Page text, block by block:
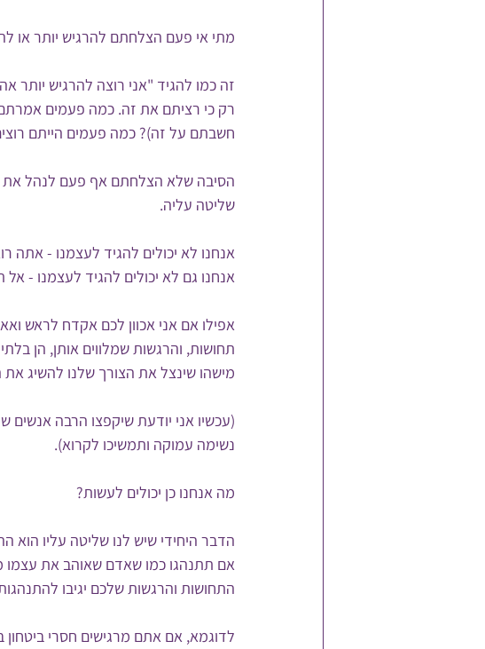
מתי אי פעם הצלחתם להרגיש יותר או
זה כמו להגיד "אני רוצה להרגיש
רק כי רציתם את זה. כמה פעמים אמרתם
חשבתם על זה)? כמה פעמים הייתם
הסיבה שלא הצלחתם אף פעם לנהל את
שליטה עליה.
אנחנו לא יכולים להגיד לעצמנו -
אנחנו גם לא יכולים להגיד לעצמנו -
אפילו אם אני אכוון לכם אקדח לראש
תחושות, והרגשות שמלווים אותן, הן
מישהו שינצל את הצורך שלנו להשיג את
(עכשיו אני יודעת שיקפצו הרבה אנשים
נשימה עמוקה ותמשיכו לקרוא).
מה אנחנו כן יכולים לעשות?
הדבר היחידי שיש לנו שליטה עליו הוא
אם תתנהגו כמו שאדם שאוהב את
התחושות והרגשות שלכם יגיבו
לדוגמא, אם אתם מרגישים חסרי